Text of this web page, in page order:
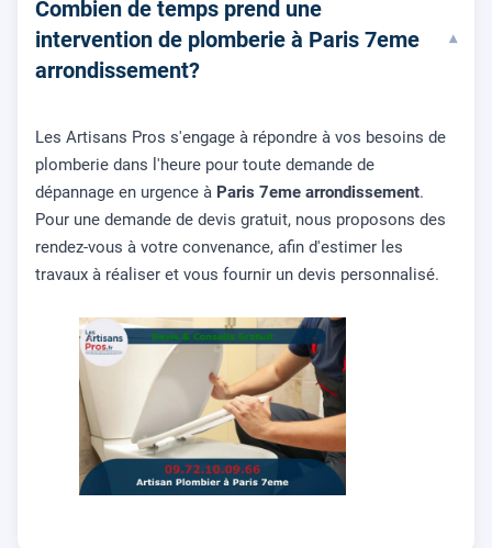
Combien de temps prend une
intervention de plomberie à Paris 7eme
arrondissement?
▾
Les Artisans Pros s'engage à répondre à vos besoins de
plomberie dans l'heure pour toute demande de
dépannage en urgence à Paris 7eme arrondissement.
Pour une demande de devis gratuit, nous proposons des
rendez-vous à votre convenance, afin d'estimer les
travaux à réaliser et vous fournir un devis personnalisé.